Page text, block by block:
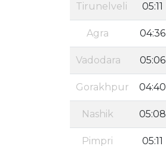
Tirunelveli 05:11
Agra 04:36
Vadodara 05:06
Gorakhpur 04:40
Nashik 05:08
Pimpri 05:11